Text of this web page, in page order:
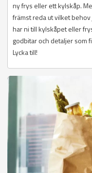
ny frys eller ett kylskåp.
främst reda ut vilket
har ni till kylskåpet eller
godbitar och detaljer som
Lycka till!